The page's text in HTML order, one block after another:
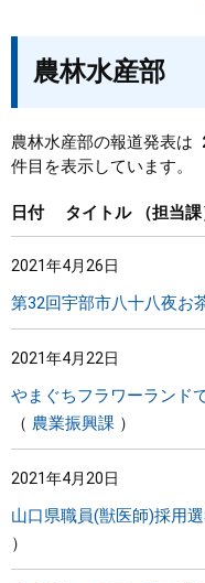
くらし・環境
教育・文化・スポーツ
しごと・産業・観光
農林水産部
農林水産部の報道発表は
件目を表示しています。
日付 タイトル 担当課
2021年4月26日
第32回宇部市八十八夜お
2021年4月22日
やまぐちフラワーランド
農業振興課
2021年4月20日
山口県職員(獣医師)採用